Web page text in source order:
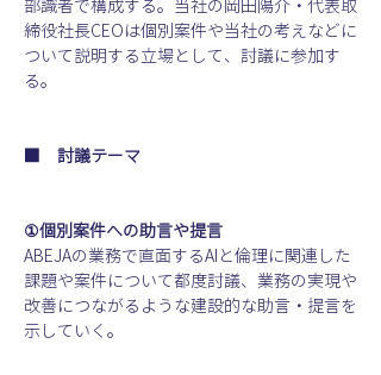
部識者で構成する。当社の岡田陽介・代表取
締役社長CEOは個別案件や当社の考えなどに
ついて説明する立場として、討議に参加す
る。
■　討議テーマ
①個別案件への助言や提言
ABEJAの業務で直面するAIと倫理に関連した
課題や案件について都度討議、業務の実現や
改善につながるような建設的な助言・提言を
示していく。